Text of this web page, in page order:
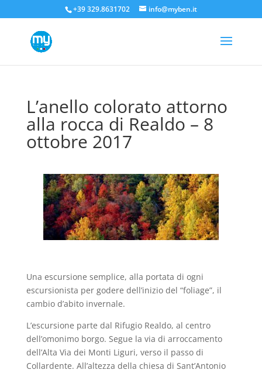
+39 329.8631702 info@myben.it
L’anello colorato attorno
alla rocca di Realdo – 8
ottobre 2017
Una escursione semplice, alla portata di ogni
escursionista per godere dell’inizio del “foliage”, il
cambio d’abito invernale.
L’escursione parte dal Rifugio Realdo, al centro
dell’omonimo borgo. Segue la via di arroccamento
dell’Alta Via dei Monti Liguri, verso il passo di
Collardente. All’altezza della chiesa di Sant’Antonio